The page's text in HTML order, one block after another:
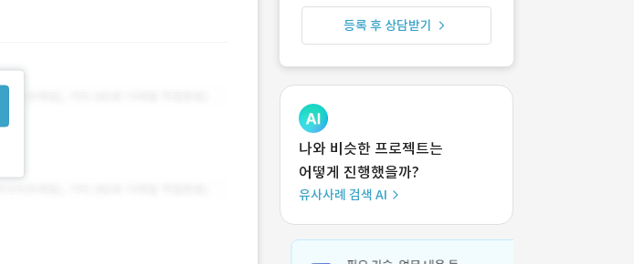
등록 후 상담받기
나와 비슷한 프로젝트는
어떻게 진행했을까?
유사사례 검색 AI